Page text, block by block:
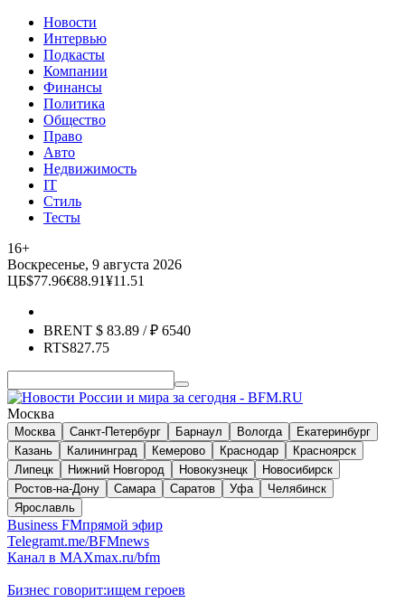
Новости
Интервью
Подкасты
Компании
Финансы
Политика
Общество
Право
Авто
Недвижимость
IT
Стиль
Тесты
16+
Воскресенье, 9 августа 2026
ЦБ$77.96€88.91¥11.51
BRENT $ 83.89 / ₽ 6540
RTS827.75
Москва
Москва Санкт-Петербург Барнаул Вологда
Екатеринбург
Казань
Калининград Кемерово Краснодар
Красноярск
Липецк
Нижний Новгород Новокузнецк
Новосибирск
Ростов-на-Дону
Самара Саратов Уфа
Челябинск
Ярославль
Business FMпрямой эфир
Telegramt.me/BFMnews
Канал в MAXmax.ru/bfm
Бизнес говорит:ищем героев